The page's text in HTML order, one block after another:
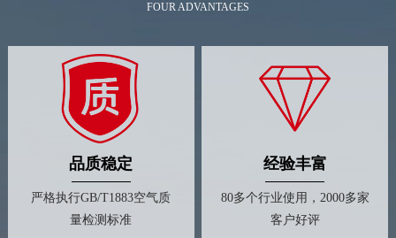
FOUR ADVANTAGES
品质稳定
严格执行GB/T1883空气质
量检测标准
经验丰富
80多个行业使用，2000多家
客户好评